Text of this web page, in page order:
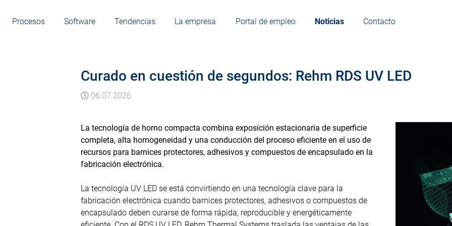
Procesos Software Tendencias La empresa Portal de empleo Noticias Contacto
Curado en cuestión de segundos: Rehm RDS UV LED
06.07.2026
La tecnología de horno compacta combina exposición estacionaria de superficie
completa, alta homogeneidad y una conducción del proceso eficiente en el uso de
recursos para barnices protectores, adhesivos y compuestos de encapsulado en la
fabricación electrónica.
La tecnología UV LED se está convirtiendo en una tecnología clave para la
fabricación electrónica cuando barnices protectores, adhesivos o compuestos de
encapsulado deben curarse de forma rápida, reproducible y energéticamente